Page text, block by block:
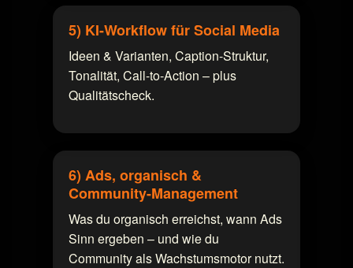
5) KI-Workflow für Social Media
Ideen & Varianten, Caption-Struktur,
Tonalität, Call-to-Action – plus
Qualitätscheck.
6) Ads, organisch &
Community-Management
Was du organisch erreichst, wann Ads
Sinn ergeben – und wie du
Community als Wachstumsmotor nutzt.